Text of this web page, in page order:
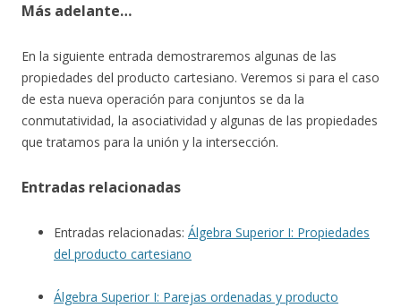
Más adelante…
En la siguiente entrada demostraremos algunas de las
propiedades del producto cartesiano. Veremos si para el caso
de esta nueva operación para conjuntos se da la
conmutatividad, la asociatividad y algunas de las propiedades
que tratamos para la unión y la intersección.
Entradas relacionadas
Entradas relacionadas: Álgebra Superior I: Propiedades
del producto cartesiano
Álgebra Superior I: Parejas ordenadas y producto